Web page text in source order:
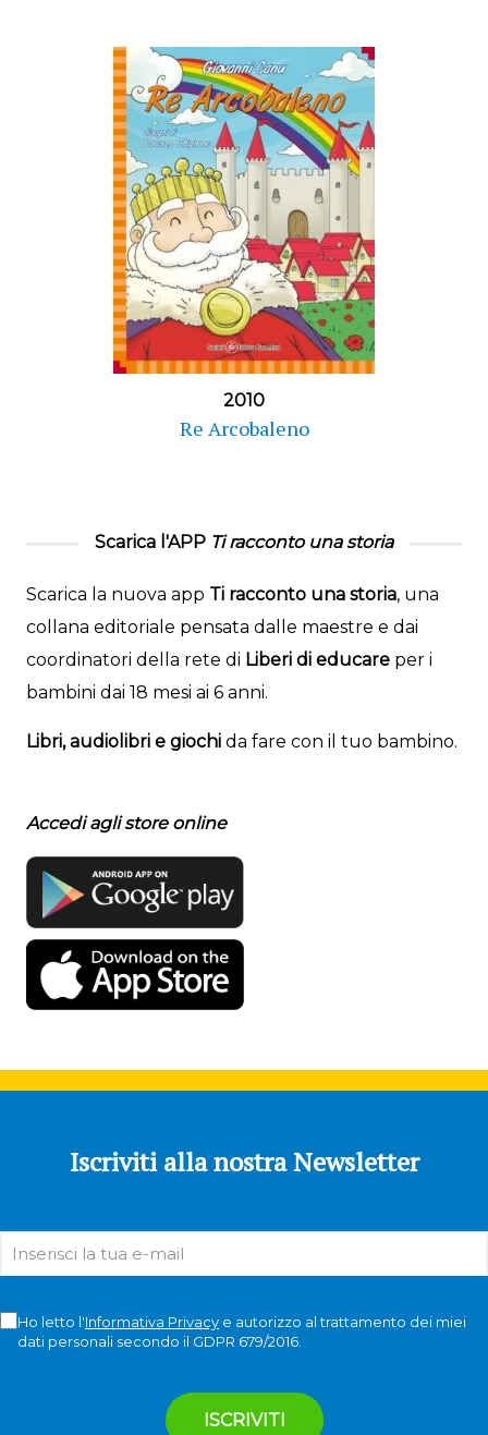
2010
Re Arcobaleno
Scarica l'APP Ti racconto una storia
Scarica la nuova app Ti racconto una storia, una
collana editoriale pensata dalle maestre e dai
coordinatori della rete di Liberi di educare per i
bambini dai 18 mesi ai 6 anni.
Libri, audiolibri e giochi da fare con il tuo bambino.
Accedi agli store online
Iscriviti alla nostra Newsletter
Ho letto l'Informativa Privacy e autorizzo al trattamento dei miei
dati personali secondo il GDPR 679/2016.